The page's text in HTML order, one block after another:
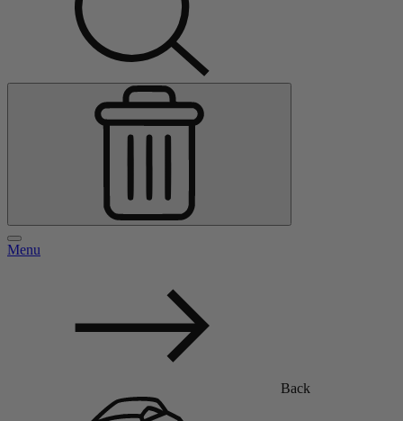
Menu
Back